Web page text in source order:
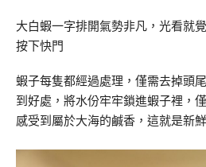
大白蝦一字排開氣勢非凡，光看就
按下快門
蝦子每隻都經過處理，僅需去掉頭
到好處，將水份牢牢鎖進蝦子裡，
感受到屬於大海的鹹香，這就是新鮮